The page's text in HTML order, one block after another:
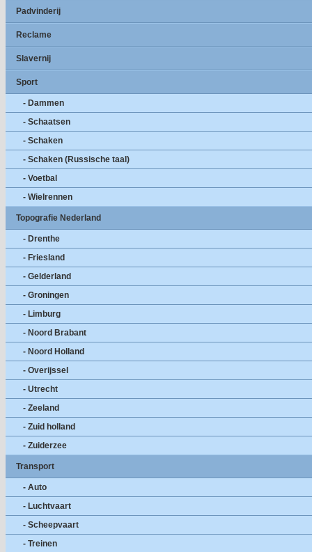
Padvinderij
Reclame
Slavernij
Sport
- Dammen
- Schaatsen
- Schaken
- Schaken (Russische taal)
- Voetbal
- Wielrennen
Topografie Nederland
- Drenthe
- Friesland
- Gelderland
- Groningen
- Limburg
- Noord Brabant
- Noord Holland
- Overijssel
- Utrecht
- Zeeland
- Zuid holland
- Zuiderzee
Transport
- Auto
- Luchtvaart
- Scheepvaart
- Treinen